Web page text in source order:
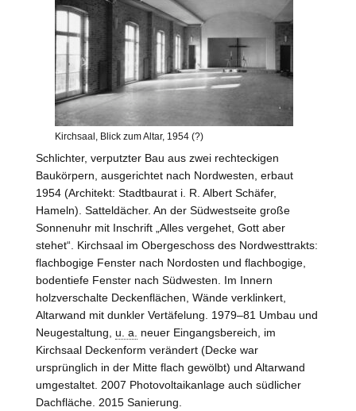
Kirchsaal, Blick zum Altar, 1954 (?)
Schlichter, verputzter Bau aus zwei rechteckigen
Baukörpern, ausgerichtet nach Nordwesten, erbaut
1954 (Architekt: Stadtbaurat i. R. Albert Schäfer,
Hameln). Satteldächer. An der Südwestseite große
Sonnenuhr mit Inschrift „Alles vergehet, Gott aber
stehet“. Kirchsaal im Obergeschoss des Nordwesttrakts:
flachbogige Fenster nach Nordosten und flachbogige,
bodentiefe Fenster nach Südwesten. Im Innern
holzverschalte Deckenflächen, Wände verklinkert,
Altarwand mit dunkler Vertäfelung. 1979–81 Umbau und
Neugestaltung, u. a.
neuer Eingangsbereich, im
Kirchsaal Deckenform verändert (Decke war
ursprünglich in der Mitte flach gewölbt) und Altarwand
umgestaltet. 2007 Photovoltaikanlage auch südlicher
Dachfläche. 2015 Sanierung.